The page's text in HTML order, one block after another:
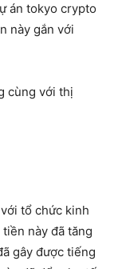
án tokyo crypto
này gắn với
cùng với thị
tổ chức kinh
này đã tăng
gây được tiếng